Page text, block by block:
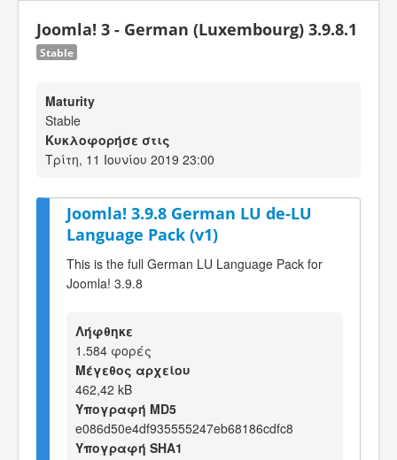
Joomla! 3 - German (Luxembourg) 3.9.8.1
Stable
Maturity
Stable
Κυκλοφορήσε στις
Τρίτη, 11 Ιουνίου 2019 23:00
Joomla! 3.9.8 German LU de-LU
Language Pack (v1)
This is the full German LU Language Pack for
Joomla! 3.9.8
Λήφθηκε
1.584 φορές
Μέγεθος αρχείου
462,42 kB
Υπογραφή MD5
e086d50e4df935555247eb68186cdfc8
Υπογραφή SHA1